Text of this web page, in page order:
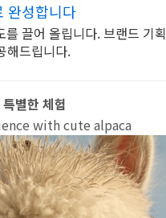
완성합니다
끌어 올립니다. 브랜드 기획
해드립니다.
별한 체험
with cute alpaca